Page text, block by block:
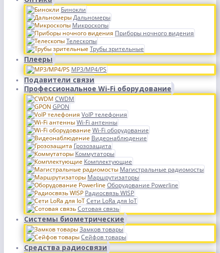
Бинокли
Дальномеры
Микроскопы
Приборы ночного видения
Телескопы
Трубы зрительные
Плееры
MP3/MP4/PS
Подавители связи
Профессиональное Wi-Fi оборудование
CWDM
GPON
VoIP телефония
Wi-Fi антенны
Wi-Fi оборудование
Видеонаблюдение
Грозозащита
Коммутаторы
Комплектующие
Магистральные радиомосты
Маршрутизаторы
Оборудование Powerline
Радиосвязь WISP
Сети LoRa для IoT
Сотовая связь
Системы биометрические
Замков товары
Сейфов товары
Средства радиосвязи